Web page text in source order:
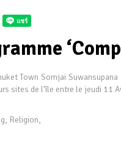
Town Somjai
sites de l'île entre le jeudi 11
Religion,